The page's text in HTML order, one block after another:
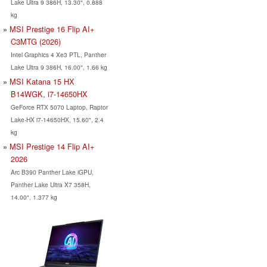
Lake Ultra 9 386H, 13.30", 0.888
kg
MSI Prestige 16 Flip AI+
C3MTG (2026)
Intel Graphics 4 Xe3 PTL, Panther
Lake Ultra 9 386H, 16.00", 1.66 kg
MSI Katana 15 HX
B14WGK, i7-14650HX
GeForce RTX 5070 Laptop, Raptor
Lake-HX i7-14650HX, 15.60", 2.4
kg
MSI Prestige 14 Flip AI+
2026
Arc B390 Panther Lake iGPU,
Panther Lake Ultra X7 358H,
14.00", 1.377 kg